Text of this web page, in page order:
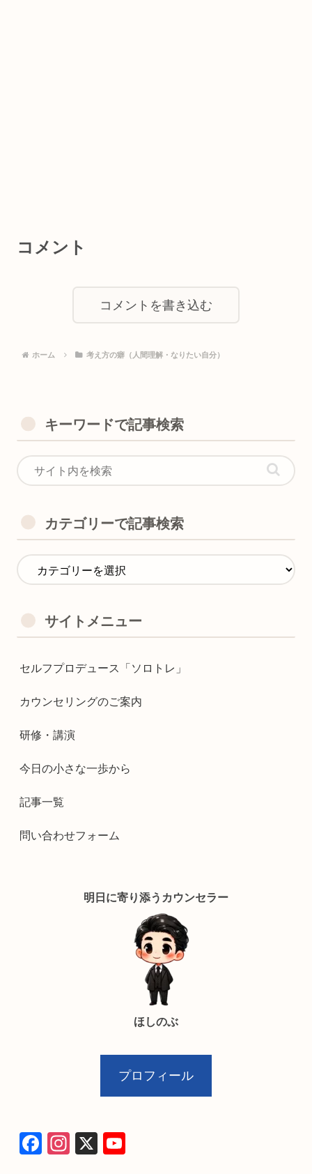
コメント
コメントを書き込む
ホーム 考え方の癖（人間理解・なりたい自分）
キーワードで記事検索
カテゴリーで記事検索
サイトメニュー
セルフプロデュース「ソロトレ」
カウンセリングのご案内
研修・講演
今日の小さな一歩から
記事一覧
問い合わせフォーム
明日に寄り添うカウンセラー
ほしのぶ
プロフィール
F
In X